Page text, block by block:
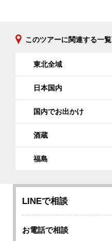
このツアーに関連する一覧
東北全域
日本国内
国内でお出かけ
酒蔵
福島
LINEで相談
お電話で相談